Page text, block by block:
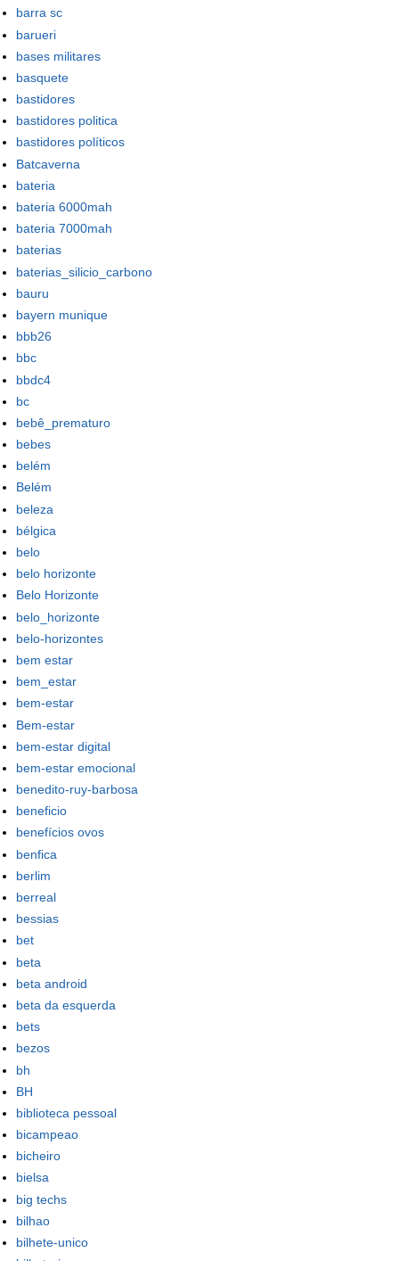
barra sc
barueri
bases militares
basquete
bastidores
bastidores politica
bastidores políticos
Batcaverna
bateria
bateria 6000mah
bateria 7000mah
baterias
baterias_silicio_carbono
bauru
bayern munique
bbb26
bbc
bbdc4
bc
bebê_prematuro
bebes
belém
Belém
beleza
bélgica
belo
belo horizonte
Belo Horizonte
belo_horizonte
belo-horizontes
bem estar
bem_estar
bem-estar
Bem-estar
bem-estar digital
bem-estar emocional
benedito-ruy-barbosa
beneficio
benefícios ovos
benfica
berlim
berreal
bessias
bet
beta
beta android
beta da esquerda
bets
bezos
bh
BH
biblioteca pessoal
bicampeao
bicheiro
bielsa
big techs
bilhao
bilhete-unico